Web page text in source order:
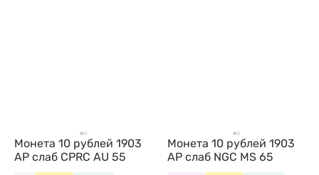
Монета 10 рублей 1903
АР слаб CPRC AU 55
Монета 10 рублей 1903
АР слаб NGC MS 65